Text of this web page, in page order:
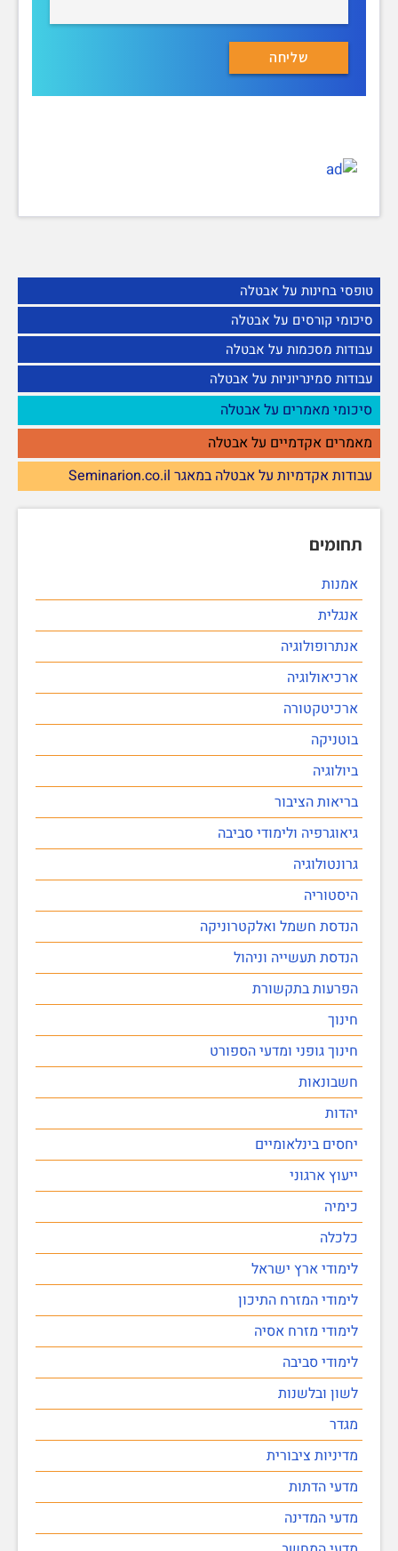
טופסי בחינות על אבטלה
סיכומי קורסים על אבטלה
עבודות מסכמות על אבטלה
עבודות סמינריוניות על אבטלה
סיכומי מאמרים על אבטלה
מאמרים אקדמיים על אבטלה
עבודות אקדמיות על אבטלה במאגר Seminarion.co.il
תחומים
אמנות
אנגלית
אנתרופולוגיה
ארכיאולוגיה
ארכיטקטורה
בוטניקה
ביולוגיה
בריאות הציבור
גיאוגרפיה ולימודי סביבה
גרונטולוגיה
היסטוריה
הנדסת חשמל ואלקטרוניקה
הנדסת תעשייה וניהול
הפרעות בתקשורת
חינוך
חינוך גופני ומדעי הספורט
חשבונאות
יהדות
יחסים בינלאומיים
ייעוץ ארגוני
כימיה
כלכלה
לימודי ארץ ישראל
לימודי המזרח התיכון
לימודי מזרח אסיה
לימודי סביבה
לשון ובלשנות
מגדר
מדיניות ציבורית
מדעי הדתות
מדעי המדינה